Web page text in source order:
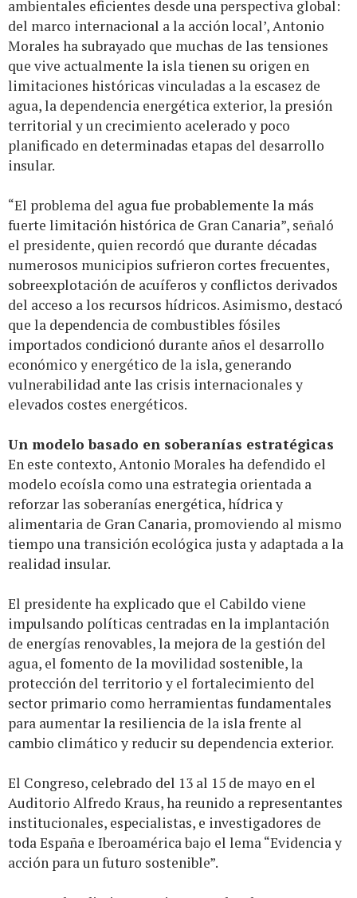
ambientales eficientes desde una perspectiva global:
del marco internacional a la acción local’, Antonio
Morales ha subrayado que muchas de las tensiones
que vive actualmente la isla tienen su origen en
limitaciones históricas vinculadas a la escasez de
agua, la dependencia energética exterior, la presión
territorial y un crecimiento acelerado y poco
planificado en determinadas etapas del desarrollo
insular.
“El problema del agua fue probablemente la más
fuerte limitación histórica de Gran Canaria”, señaló
el presidente, quien recordó que durante décadas
numerosos municipios sufrieron cortes frecuentes,
sobreexplotación de acuíferos y conflictos derivados
del acceso a los recursos hídricos. Asimismo, destacó
que la dependencia de combustibles fósiles
importados condicionó durante años el desarrollo
económico y energético de la isla, generando
vulnerabilidad ante las crisis internacionales y
elevados costes energéticos.
Un modelo basado en soberanías estratégicas
En este contexto, Antonio Morales ha defendido el
modelo ecoísla como una estrategia orientada a
reforzar las soberanías energética, hídrica y
alimentaria de Gran Canaria, promoviendo al mismo
tiempo una transición ecológica justa y adaptada a la
realidad insular.
El presidente ha explicado que el Cabildo viene
impulsando políticas centradas en la implantación
de energías renovables, la mejora de la gestión del
agua, el fomento de la movilidad sostenible, la
protección del territorio y el fortalecimiento del
sector primario como herramientas fundamentales
para aumentar la resiliencia de la isla frente al
cambio climático y reducir su dependencia exterior.
El Congreso, celebrado del 13 al 15 de mayo en el
Auditorio Alfredo Kraus, ha reunido a representantes
institucionales, especialistas, e investigadores de
toda España e Iberoamérica bajo el lema “Evidencia y
acción para un futuro sostenible”.